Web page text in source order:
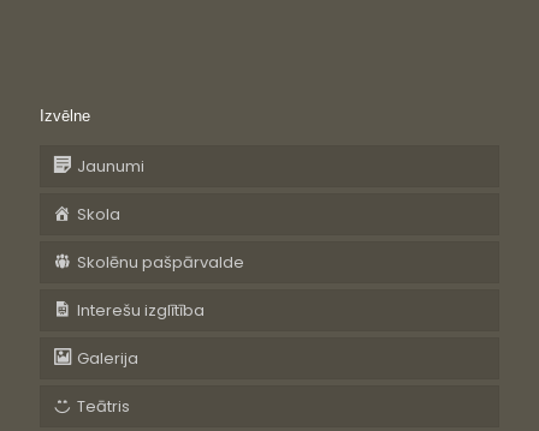
Izvēlne
Jaunumi
Skola
Skolēnu pašpārvalde
Interešu izglītība
Galerija
Teātris